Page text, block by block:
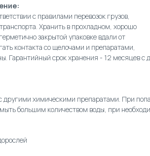
с правилами перевозок грузов,
Хранить в прохладном, хорошо
закрытой упаковке вдали от
контакта со щелочами и препаратами,
Гарантийный срок хранения - 12 месяцев с
другими химическими препаратами. При
большим количеством воды, при